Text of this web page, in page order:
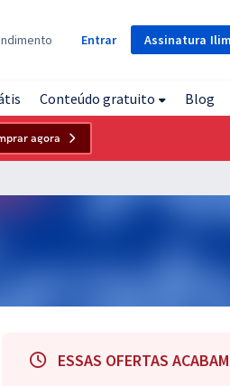
Assinatura
Entrar
Conteúdo gratuito Blog
agora
ESSAS OFERTAS